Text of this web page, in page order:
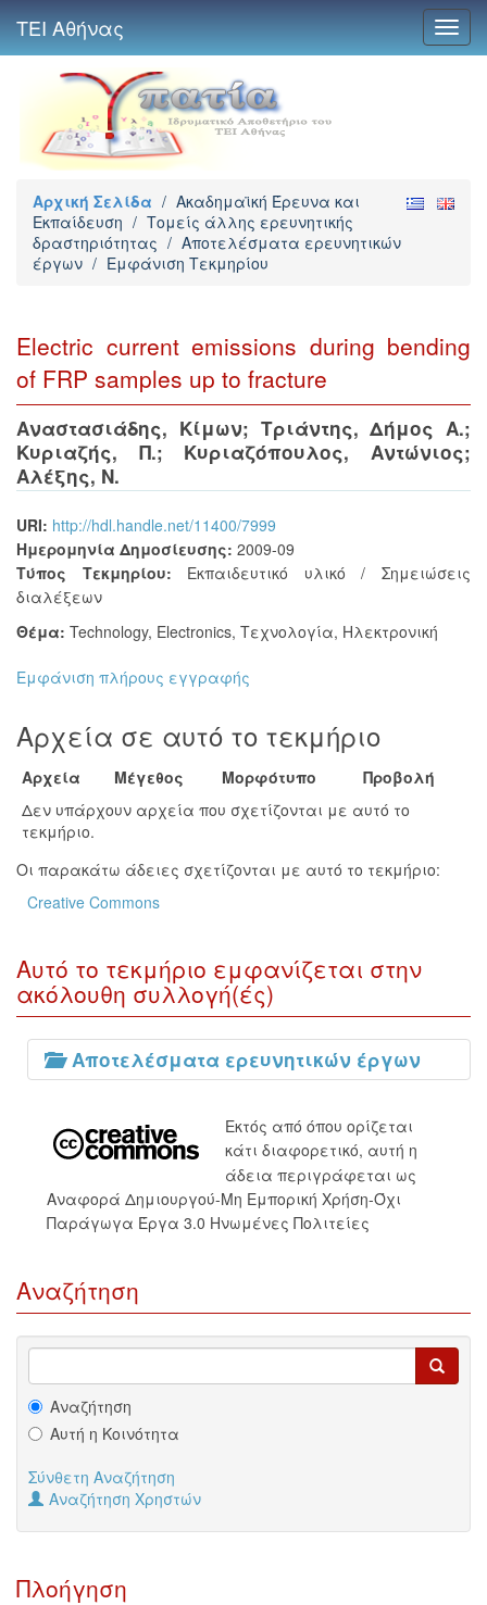
ΤΕΙ Αθήνας
Αρχική Σελίδα / Ακαδημαϊκή Έρευνα και
Εκπαίδευση / Τομείς άλλης ερευνητικής
δραστηριότητας / Αποτελέσματα ερευνητικών
έργων / Εμφάνιση Τεκμηρίου
Electric current emissions during bending
of FRP samples up to fracture
Αναστασιάδης, Κίμων; Τριάντης, Δήμος Α.;
Κυριαζής, Π.; Κυριαζόπουλος, Αντώνιος;
Αλέξης, Ν.
URI: http://hdl.handle.net/11400/7999
Ημερομηνία Δημοσίευσης: 2009-09
Τύπος Τεκμηρίου:
Εκπαιδευτικό υλικό / Σημειώσεις
διαλέξεων
Θέμα: Technology, Electronics, Τεχνολογία, Ηλεκτρονική
Εμφάνιση πλήρους εγγραφής
Αρχεία σε αυτό το τεκμήριο
Αρχεία Μέγεθος Μορφότυπο
Προβολή
Δεν υπάρχουν αρχεία που σχετίζονται με αυτό το
τεκμήριο.
Οι παρακάτω άδειες σχετίζονται με αυτό το τεκμήριο:
Creative Commons
Αυτό το τεκμήριο εμφανίζεται στην
ακόλουθη συλλογή(ές)
Αποτελέσματα ερευνητικών έργων
Εκτός από όπου ορίζεται
κάτι διαφορετικό, αυτή η
άδεια περιγράφεται ως
Αναφορά Δημιουργού-Μη Εμπορική Χρήση-Όχι
Παράγωγα Έργα 3.0 Ηνωμένες Πολιτείες
Αναζήτηση
Αναζήτηση
Αυτή η Κοινότητα
Σύνθετη Αναζήτηση
Αναζήτηση Χρηστών
Πλοήγηση